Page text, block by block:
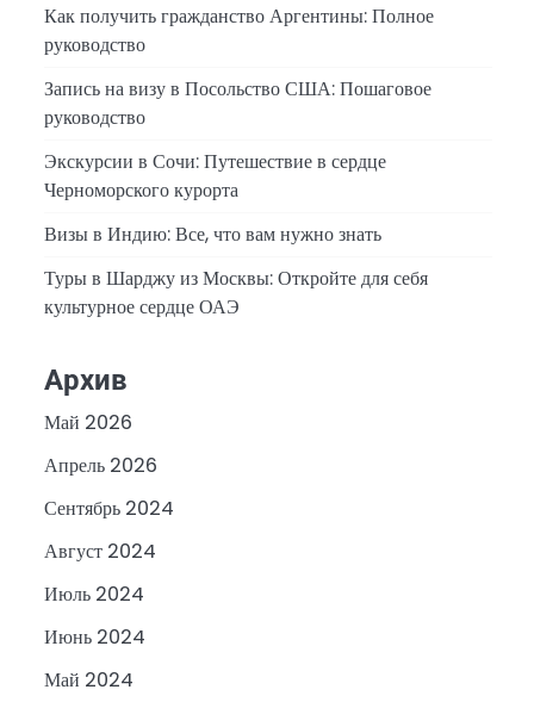
Как получить гражданство Аргентины: Полное
руководство
Запись на визу в Посольство США: Пошаговое
руководство
Экскурсии в Сочи: Путешествие в сердце
Черноморского курорта
Визы в Индию: Все, что вам нужно знать
Туры в Шарджу из Москвы: Откройте для себя
культурное сердце ОАЭ
Архив
Май 2026
Апрель 2026
Сентябрь 2024
Август 2024
Июль 2024
Июнь 2024
Май 2024